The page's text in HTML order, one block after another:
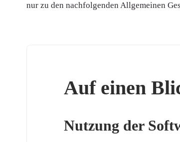
nur zu den nachfolgenden Allgemeinen
Auf einen
Nutzung der